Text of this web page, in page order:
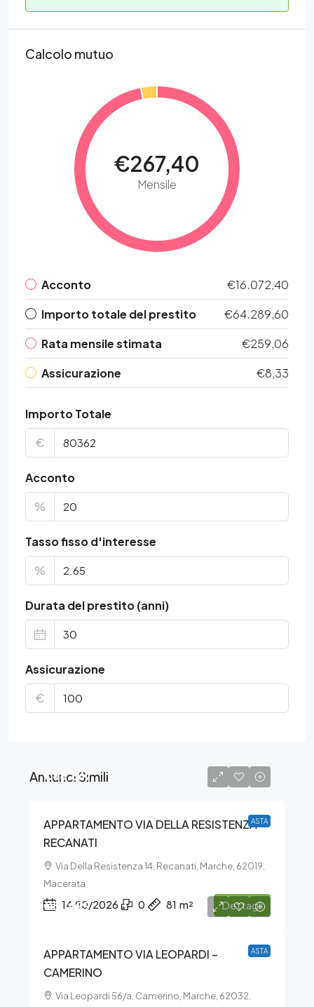
Calcolo mutuo
€267,40
Mensile
Acconto
€16.072,40
Importo totale del prestito
€64.289,60
Rata mensile stimata
€259,06
Assicurazione
€8,33
Importo Totale
€
Acconto
%
Tasso fisso d'interesse
%
Durata del prestito (anni)
Assicurazione
€
Annunci Simili
ASTA
€68.867
APPARTAMENTO VIA DELLA RESISTENZA –
RECANATI
Via Della Resistenza 14, Recanati, Marche, 62019,
Macerata
14/10/2026 0 81 m² Dettagli
ASTA
€51.099
APPARTAMENTO VIA LEOPARDI –
CAMERINO
Via Leopardi 56/a, Camerino, Marche, 62032,